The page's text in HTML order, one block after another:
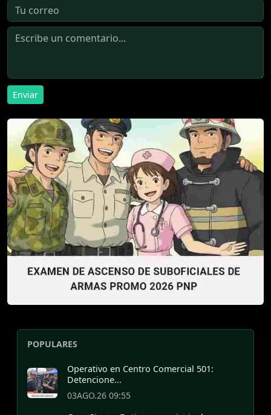
Enviar
POPULARES
Operativo en Centro Comercial 501:
Detencione...
03AGO.26 09:55